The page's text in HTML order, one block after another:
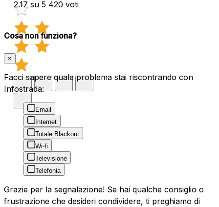
2.17 su 5 420 voti
Cosa non funziona?
×
Facci sapere quale problema stai riscontrando con
Infostrada:
Email
Internet
Totale Blackout
Wi-fi
Televisione
Telefonia
Grazie per la segnalazione! Se hai qualche consiglio o
frustrazione che desideri condividere, ti preghiamo di